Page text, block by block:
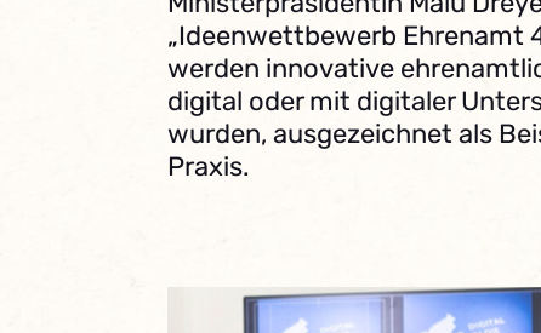
„Ideenwettbewerb Ehrenamt
werden innovative
digital oder mit digitaler
wurden, ausgezeichnet als
Praxis.